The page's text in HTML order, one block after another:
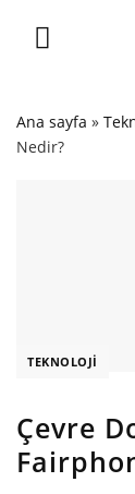
Ana sayfa »
Nedir?
TEKNOLOJI
Çevre